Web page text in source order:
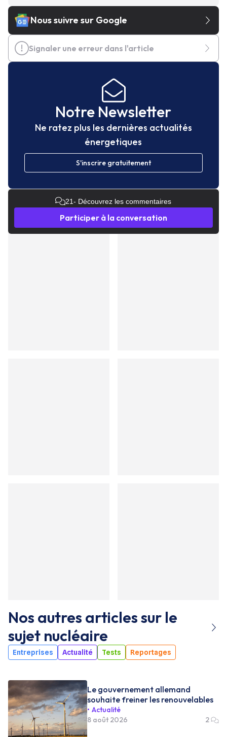
Nous suivre sur Google
Signaler une erreur dans l'article
Notre Newsletter
Ne ratez plus les dernières actualités
énergetiques
S'inscrire gratuitement
21- Découvrez les commentaires
Participer à la conversation
Nos autres articles sur le
sujet nucléaire
Entreprises Actualité Tests Reportages
Le gouvernement allemand
souhaite freiner les renouvelables
Actualité
8 août 2026
2